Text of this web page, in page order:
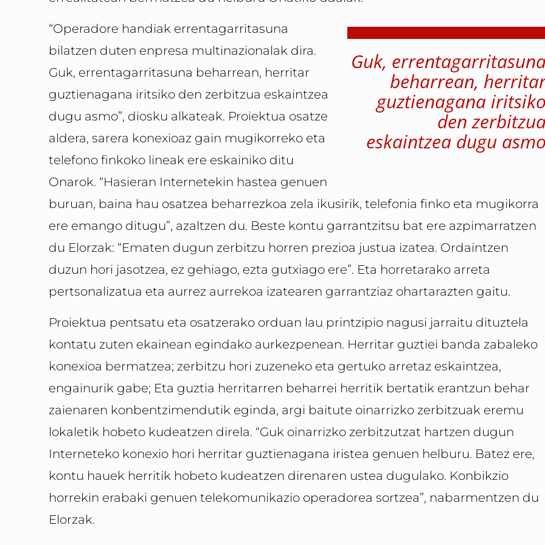
Guk,
beharrean,
guztienagana iritsiko
den
eskaintzea dugu asmo
“Operadore handiak errentagarritasuna
bilatzen duten enpresa multinazionalak dira.
Guk, errentagarritasuna beharrean, herritar
guztienagana iritsiko den zerbitzua eskaintzea
dugu asmo”, diosku alkateak. Proiektua osatze
aldera, sarera konexioaz gain mugikorreko eta
telefono finkoko lineak ere eskainiko ditu
Onarok. “Hasieran Internetekin hastea genuen
buruan, baina hau osatzea beharrezkoa zela ikusirik, telefonia finko eta mugikorra
ere emango ditugu”, azaltzen du. Beste kontu garrantzi­tsu bat ere azpimarratzen
du Elorzak: “Ematen dugun zerbitzu horren prezioa justua izatea. Ordaintzen
duzun hori jasotzea, ez gehiago, ezta gutxiago ere”. Eta horretarako arreta
pertsonalizatua eta aurrez aurrekoa izatearen garran­tziaz ohartarazten gaitu.
Proiektua pentsatu eta osatzerako orduan lau printzipio nagusi jarraitu dituztela
kontatu zuten ekainean egindako aurkezpenean. Herritar guztiei banda zabaleko
konexioa bermatzea; zerbitzu hori zuzeneko eta gertuko arretaz eskaintzea,
engainurik gabe; Eta guztia herritarren beharrei herritik bertatik erantzun behar
zaienaren konben­tzimendutik eginda, argi baitute oinarrizko zerbitzuak eremu
lokaletik hobeto kudeatzen direla. “Guk oinarrizko zerbitzutzat hartzen dugun
Interneteko konexio hori herritar guztienagana iristea genuen helburu. Batez ere,
kontu hauek herritik hobeto kudeatzen direnaren ustea dugulako. Konbikzio
horrekin erabaki genuen telekomunikazio operadorea sortzea”, nabarmentzen du
Elorzak.